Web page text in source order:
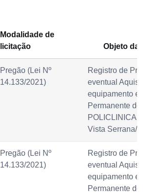
Modalidade de
licitação
Objeto da
Pregão (Lei Nº
14.133/2021)
Registro de
eventual
equipamento e
Permanente
POLICLINICA
Vista Serrana/
Pregão (Lei Nº
14.133/2021)
Registro de
eventual
equipamento e
Permanente